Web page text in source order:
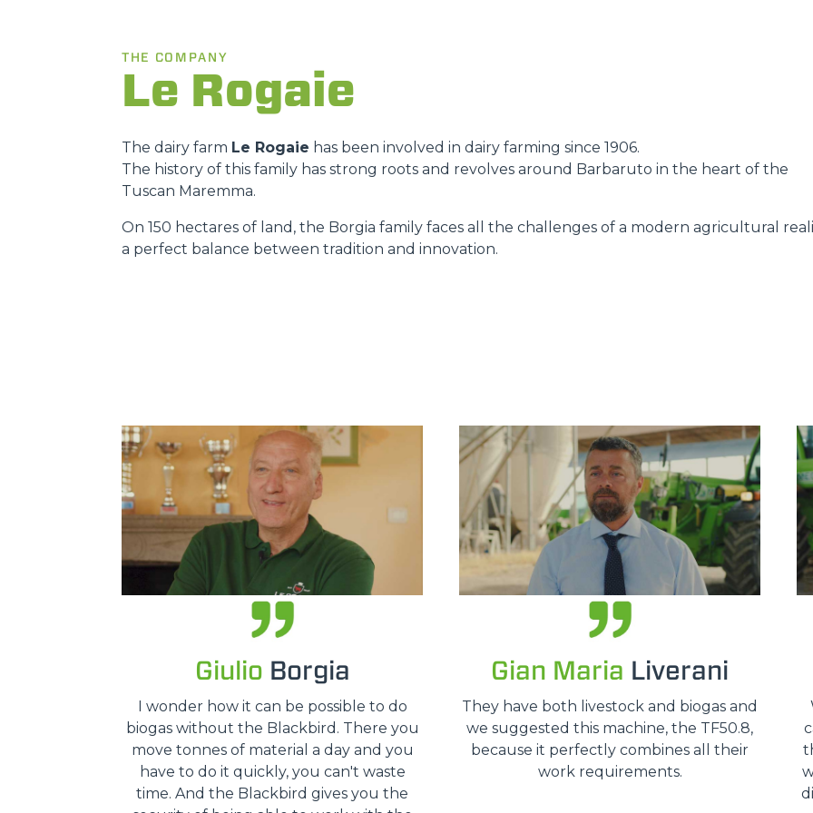
ATTACHMENTS SHOW ALL
FORKS
HOOKS
PLATFORMS
SPECIAL
THE COMPANY
Le Rogaie
The dairy farm Le Rogaie has been involved in dairy farming since 1906.
The history of this family has strong roots and revolves around Barbaruto in the heart of the
Tuscan Maremma.
On 150 hectares of land, the Borgia family faces all the challenges of a modern agricultural
a perfect balance between tradition and innovation.
Giulio Borgia
I wonder how it can be possible to do
biogas without the Blackbird. There you
move tonnes of material a day and you
have to do it quickly, you can't waste
time. And the Blackbird gives you the
Gian Maria Liverani
They have both livestock and biogas and
we suggested this machine, the TF50.8,
because it perfectly combines all their
work requirements.